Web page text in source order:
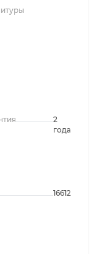
2
года
16612